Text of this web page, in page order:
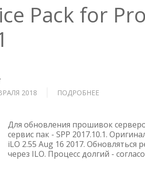
Pack for
2018 ПОДРОБНЕЕ
PACK
FOR
PROLIANT
—
Для обновления прошивок
сервис пак - SPP 2017.10.1.
iLO 2.55 Aug 16 2017.
через ILO. Процесс долгий -